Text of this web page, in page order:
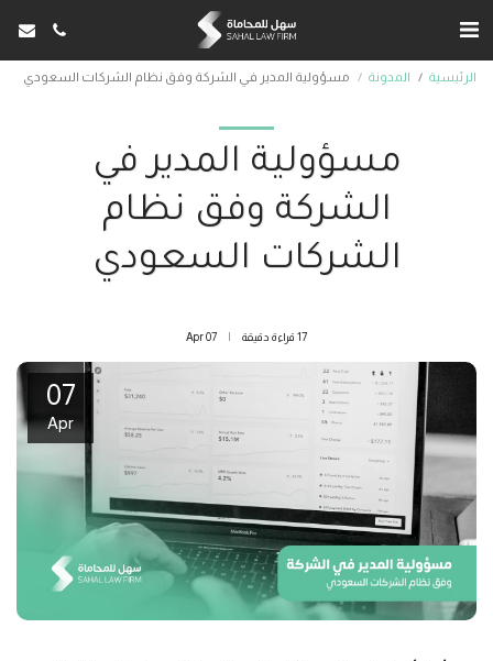
الرئيسية المدونة مسؤولية المدير في الشركة وفق نظام الشركات السعودي
مسؤولية المدير في
الشركة وفق نظام
الشركات السعودي
17 قراءة دقيقة 07
Apr
07
Apr